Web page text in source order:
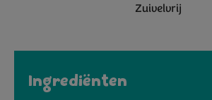
Zuivelvrij
Ingrediënten